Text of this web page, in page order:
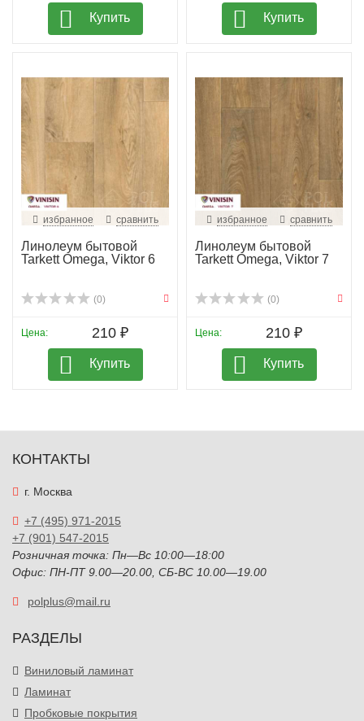
Купить Купить
избранное сравнить
Линолеум бытовой
Tarkett Omega, Viktor 6
(0)
Цена: 210 ₽
Купить
избранное сравнить
Линолеум бытовой
Tarkett Omega, Viktor 7
(0)
Цена: 210 ₽
Купить
КОНТАКТЫ
г. Москва
+7 (495) 971-2015
+7 (901) 547-2015
Розничная точка: Пн—Вс 10:00—18:00
Офис: ПН-ПТ 9.00—20.00, СБ-ВС 10.00—19.00
polplus@mail.ru
РАЗДЕЛЫ
Виниловый ламинат
Ламинат
Пробковые покрытия